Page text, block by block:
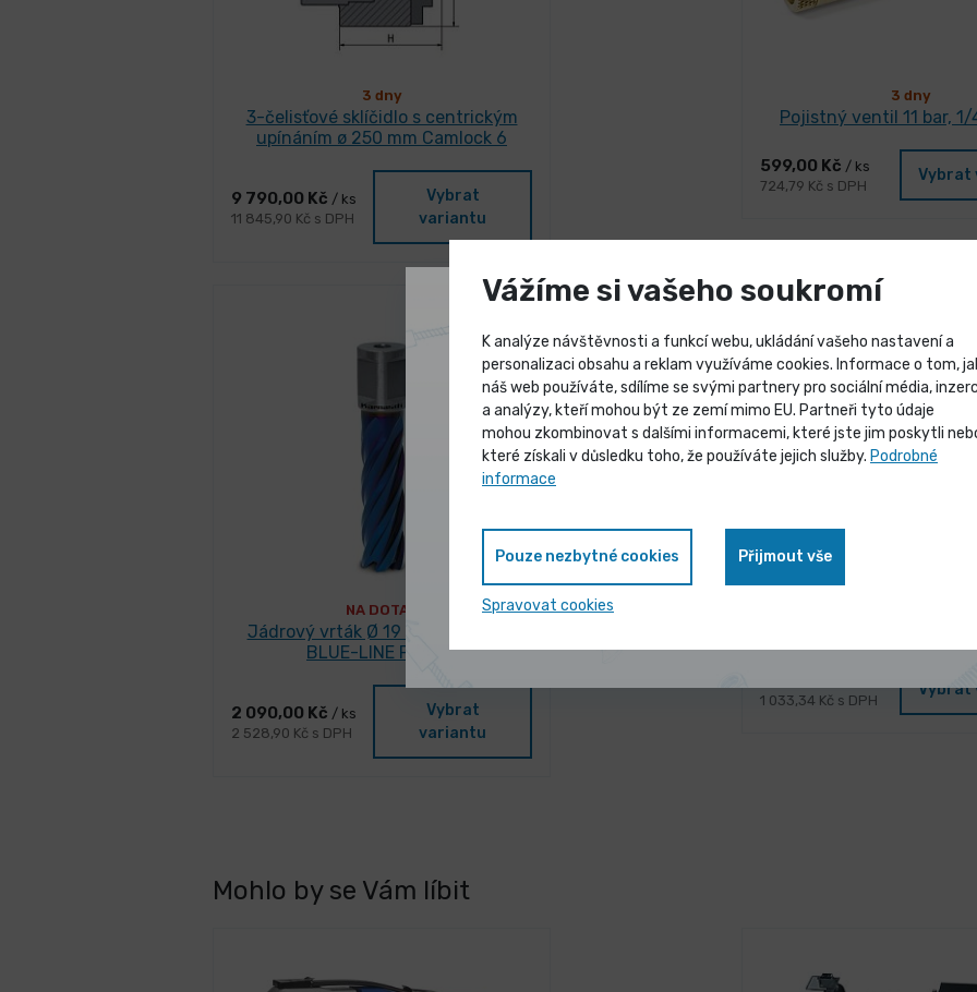
3 dny
3-čelisťové sklíčidlo s centrickým
upínáním ø 250 mm Camlock 6
9 790,00 Kč / ks
11 845,90 Kč s DPH
Vybrat
variantu
3 dny
Pojistný ventil 11 bar, 1/
599,00 Kč / ks
724,79 Kč s DPH
Vybrat
NA DOTAZ
Jádrový vrták Ø 19 mm Karnasch
BLUE-LINE PRO 55
2 090,00 Kč / ks
2 528,90 Kč s DPH
Vybrat
variantu
1 033,34 Kč s DPH
Vybrat
Mohlo by se Vám líbit
Vážíme si vašeho soukromí
K analýze návštěvnosti a funkcí webu, ukládání vašeho nastavení a
personalizaci obsahu a reklam využíváme cookies. Informace o tom,
náš web používáte, sdílíme se svými partnery pro sociální média,
a analýzy, kteří mohou být ze zemí mimo EU. Partneři tyto údaje
mohou zkombinovat s dalšími informacemi, které jste jim poskytli
které získali v důsledku toho, že používáte jejich služby. Podrobné
informace
Pouze nezbytné cookies Přijmout vše
Spravovat cookies
Výprodej skladových